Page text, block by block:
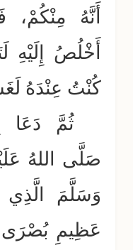
أَنَّهُ مِنْكُمْ،
أَخْلُصُ إِلَيْهِ
كُنْتُ عِنْدَهُ
ثُمَّ دَعَا
صَلَّى اللهُ
وَسَلَّمَ
عَظِيمِ